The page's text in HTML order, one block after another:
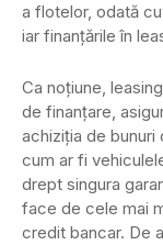
a flotelor, odată
iar finanțările în
Ca noţiune,
de finanţare,
achiziţia de
cum ar fi
drept singura
face de cele mai
credit bancar. De